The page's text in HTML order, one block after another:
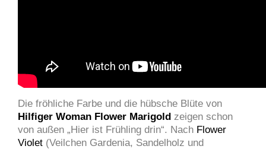
Die fröhliche Farbe und die hübsche Blüte von
Hilfiger Woman Flower Marigold zeigen schon
von außen „Hier ist Frühling drin“. Nach Flower
Violet (Veilchen Gardenia, Sandelholz und